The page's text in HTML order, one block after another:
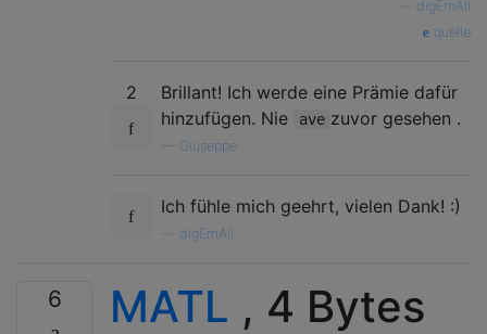
digEmAll
quelle
2
Brillant! Ich werde eine Prämie dafür
hinzufügen. Nie
ave zuvor gesehen .
Giuseppe
Ich fühle mich geehrt, vielen Dank! :)
digEmAll
6 MATL , 4 Bytes